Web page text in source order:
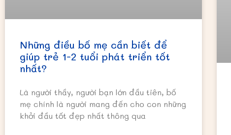
Những điều bố mẹ cần biết để
giúp trẻ 1-2 tuổi phát triển tốt
nhất?
Là người thầy, người bạn lớn đầu tiên, bố
mẹ chính là người mang đến cho con những
khởi đầu tốt đẹp nhất thông qua